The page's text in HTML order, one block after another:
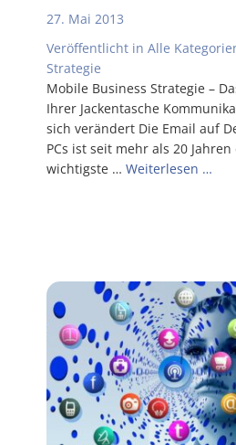
27. Mai 2013
Veröffentlicht in Alle
Strategie
Mobi­le Busi­ness Stra­te­gie –
Ihrer Jacken­ta­sche
sich ver­än­dert Die Email auf
PCs ist seit mehr als 20 Jah­ren
wich­tigs­te … Wei­ter­le­sen …